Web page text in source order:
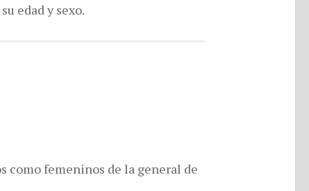
edad y sexo.
como femeninos de la general de